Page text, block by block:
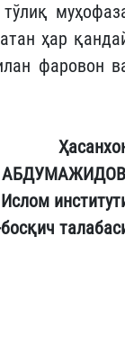
ҳар
фаровон